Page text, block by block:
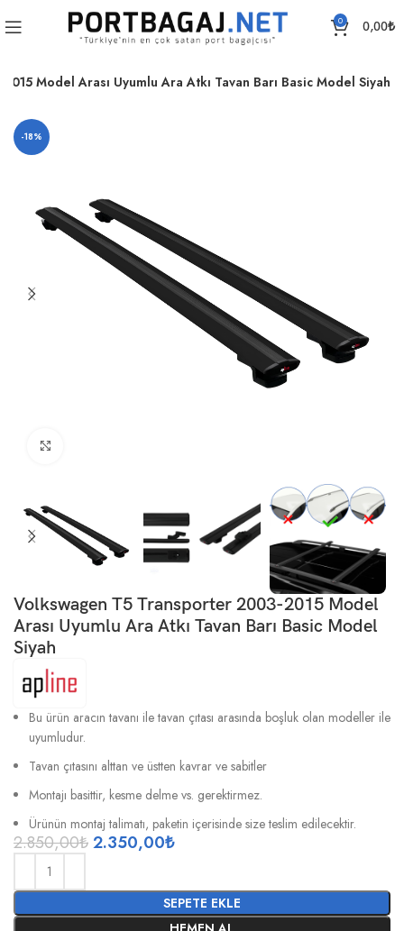
0 0,00₺
Model Arası Uyumlu Ara Atkı Tavan Barı Basic Model Siyah
-18%
Volkswagen T5 Transporter 2003-2015 Model
Arası Uyumlu Ara Atkı Tavan Barı Basic Model
Siyah
Bu ürün aracın tavanı ile tavan çıtası arasında boşluk olan modeller ile
uyumludur.
Tavan çıtasını alttan ve üstten kavrar ve sabitler
Montajı basittir, kesme delme vs. gerektirmez.
Ürünün montaj talimatı, paketin içerisinde size teslim edilecektir.
2.850,00₺2.350,00₺
SEPETE EKLE